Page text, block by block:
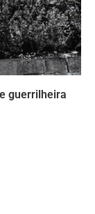
guerrilheira